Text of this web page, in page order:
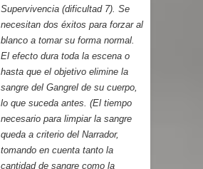
Supervivencia (dificultad 7). Se
necesitan dos éxitos para forzar al
blanco a tomar su forma normal.
El efecto dura toda la escena o
hasta que el objetivo elimine la
sangre del Gangrel de su cuerpo,
lo que suceda antes. (El tiempo
necesario para limpiar la sangre
queda a criterio del Narrador,
tomando en cuenta tanto la
cantidad de sangre como la